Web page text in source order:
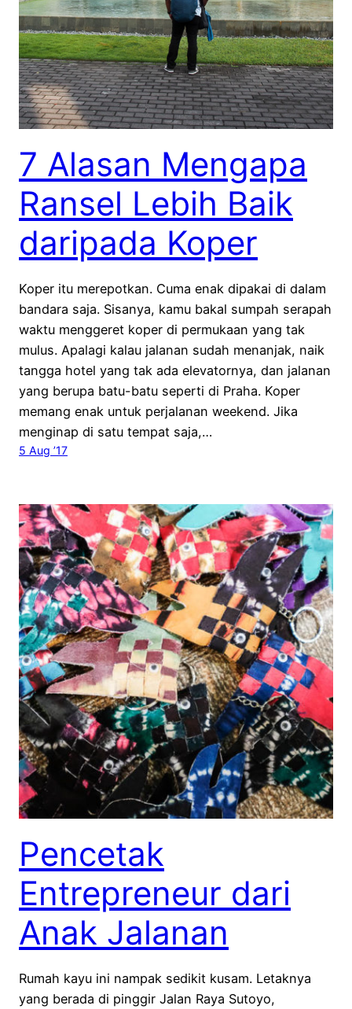
7 Alasan Mengapa
Ransel Lebih Baik
daripada Koper
Koper itu merepotkan. Cuma enak dipakai di dalam
bandara saja. Sisanya, kamu bakal sumpah serapah
waktu menggeret koper di permukaan yang tak
mulus. Apalagi kalau jalanan sudah menanjak, naik
tangga hotel yang tak ada elevatornya, dan jalanan
yang berupa batu-batu seperti di Praha. Koper
memang enak untuk perjalanan weekend. Jika
menginap di satu tempat saja,…
5 Aug ’17
Pencetak
Entrepreneur dari
Anak Jalanan
Rumah kayu ini nampak sedikit kusam. Letaknya
yang berada di pinggir Jalan Raya Sutoyo,